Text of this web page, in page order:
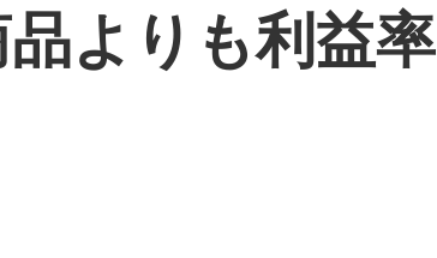
よりも利益率